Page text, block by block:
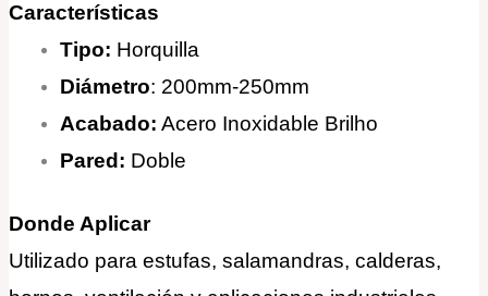
Características
Tipo: Horquilla
Diámetro: 200mm-250mm
Acabado: Acero Inoxidable Brilho
Pared: Doble
Donde Aplicar
Utilizado para estufas, salamandras, calderas,